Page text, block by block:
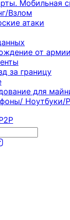
Мобильная
Взлом
атаки
от
за границу
для
Ноутбуки/